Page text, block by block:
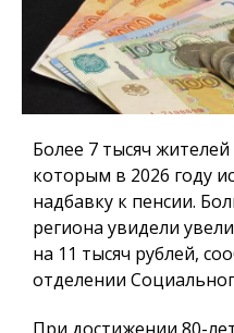
Более 7 тысяч
которым в 2026 году
надбавку к пенсии.
региона увидели
на 11 тысяч рублей,
отделении